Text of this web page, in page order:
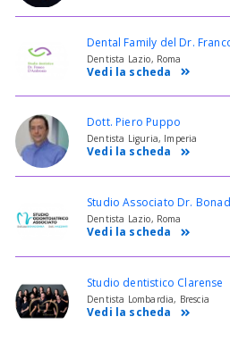
Dental Family del Dr.
Dentista Lazio, Roma
Vedi la scheda
Dott. Piero Puppo
Dentista Liguria, Imperia
Vedi la scheda
Studio Associato Dr.
Dentista Lazio, Roma
Vedi la scheda
Studio dentistico Clarense
Dentista Lombardia, Brescia
Vedi la scheda